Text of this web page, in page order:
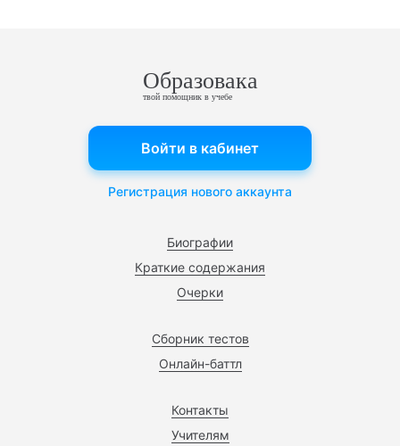
Образовака
твой помощник в учебе
Биографии
Краткие содержания
Очерки
Сборник тестов
Онлайн-баттл
Контакты
Учителям
Войти в кабинет
Регистрация нового аккаунта